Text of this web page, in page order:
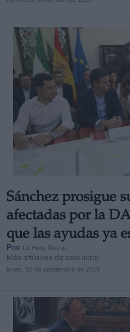
Sánchez prosigue
afectadas por la
que las ayudas ya
Por La Hora Digital
Más artículos de este autor
lunes, 16 de septiembre de 2019